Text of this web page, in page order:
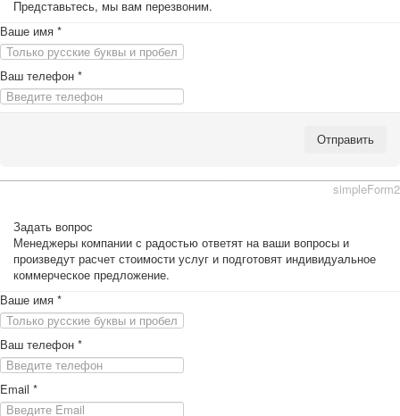
Представьтесь, мы вам перезвоним.
Ваше имя *
Ваш телефон *
Отправить
simpleForm2
Задать вопрос
Менеджеры компании с радостью ответят на ваши вопросы и
произведут расчет стоимости услуг и подготовят индивидуальное
коммерческое предложение.
Ваше имя *
Ваш телефон *
Email *